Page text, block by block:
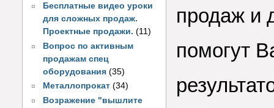
Бесплатные видео уроки
для сложных продаж.
Проектные продажи. (11)
Вопрос по активным
продажам спец
оборудования (35)
Металлопрокат (34)
Возражение "вышлите
продаж и
помогут